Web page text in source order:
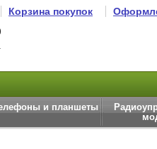
Корзина покупок
и планшеты